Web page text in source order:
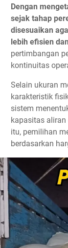
Dengan
sejak tahap
disesuaikan
lebih efisien
pertimbangan
kontinuitas
Selain ukuran
karakteristik
sistem
kapasitas
itu, pemilihan
berdasarkan